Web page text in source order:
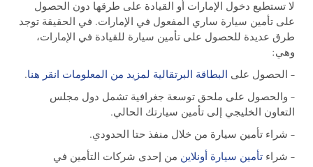
لا تستطيع دخول الإمارات أو القيادة على طرقها دون الحصول
على تأمين سيارة ساري المفعول في الإمارات. في الحقيقة توجد
طرق عديدة للحصول على تأمين سيارة للقيادة في الإمارات،
وهي:
– الحصول على البطاقة البرتقالية لمزيد من المعلومات انقر هنا.
– والحصول على ملحق توسعة جغرافية تشمل دول مجلس
التعاون الخليجي إلى تأمين سيارتك الحالي.
– شراء تأمين سيارة من خلال منفذ حتا الحدودي.
– شراءتأمين سيارة أونلاين من إحدى شركات التأمين في